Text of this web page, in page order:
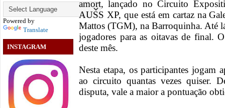
Powered by
Translate
INSTAGRAM
amort, lançado no Circuito
AUSS XP, que está em cartaz na
Mattos (TGM), na Barroquinha. Até
jogadores para as oitavas de final.
deste mês.
Nesta etapa, os participantes jogam
ao circuito quantas vezes quiser.
disputa, vale a maior a pontuação